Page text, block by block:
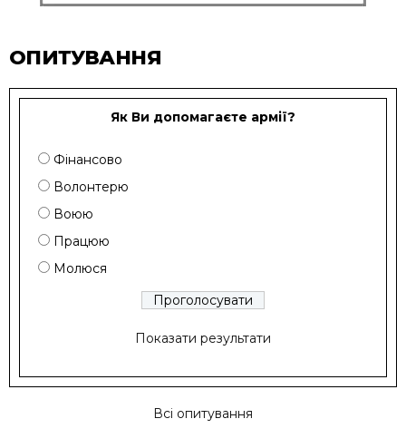
ОПИТУВАННЯ
Як Ви допомагаєте армії?
Фінансово
Волонтерю
Воюю
Працюю
Молюся
Показати результати
Всі опитування